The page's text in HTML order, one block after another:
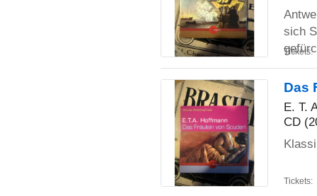
sich
Tickets:
Das
E. T.
CD
Tickets: